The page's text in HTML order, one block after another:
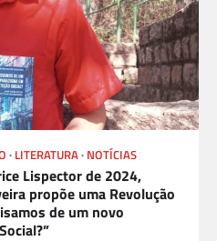
LITERATURA NOTÍCIAS
Lispector de 2024,
propõe uma Revolução
de um novo